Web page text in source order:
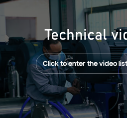
Technical
Click to enter the video list